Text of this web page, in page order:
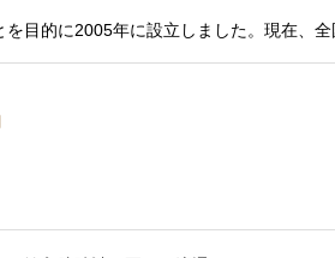
目的に2005年に設立しました。現在、